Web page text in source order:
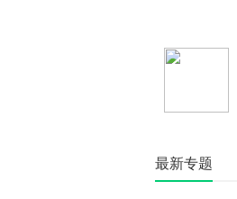
最新专题